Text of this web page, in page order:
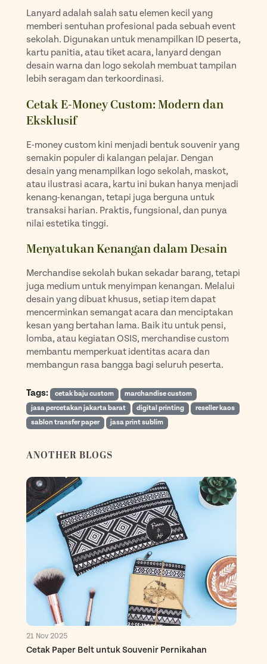
Lanyard adalah salah satu elemen kecil yang
memberi sentuhan profesional pada sebuah event
sekolah. Digunakan untuk menampilkan ID peserta,
kartu panitia, atau tiket acara, lanyard dengan
desain warna dan logo sekolah membuat tampilan
lebih seragam dan terkoordinasi.
Cetak E-Money Custom: Modern dan
Eksklusif
E-money custom kini menjadi bentuk souvenir yang
semakin populer di kalangan pelajar. Dengan
desain yang menampilkan logo sekolah, maskot,
atau ilustrasi acara, kartu ini bukan hanya menjadi
kenang-kenangan, tetapi juga berguna untuk
transaksi harian. Praktis, fungsional, dan punya
nilai estetika tinggi.
Menyatukan Kenangan dalam Desain
Merchandise sekolah bukan sekadar barang, tetapi
juga medium untuk menyimpan kenangan. Melalui
desain yang dibuat khusus, setiap item dapat
mencerminkan semangat acara dan menciptakan
kesan yang bertahan lama. Baik itu untuk pensi,
lomba, atau kegiatan OSIS, merchandise custom
membantu memperkuat identitas acara dan
membangun rasa bangga bagi seluruh peserta.
Tags: cetak baju custom
marchandise custom
jasa percetakan jakarta barat
digital printing
reseller kaos
sablon transfer paper
jasa print sublim
ANOTHER BLOGS
21 Nov 2025
Cetak Paper Belt untuk Souvenir Pernikahan